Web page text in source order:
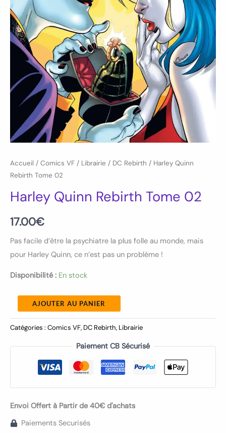
Accueil / Comics VF / Librairie / DC Rebirth / Harley Quinn
Rebirth Tome 02
Harley Quinn Rebirth Tome 02
17.00€
Pas facile d’être la psychiatre la plus folle au monde, mais
pour Harley Quinn, ce n’est pas un problème !
Disponibilité : En stock
AJOUTER AU PANIER
Catégories : Comics VF, DC Rebirth, Librairie
Paiement CB Sécurisé
Envoi Offert à Partir de 40€ d'achats
Paiements Securisés